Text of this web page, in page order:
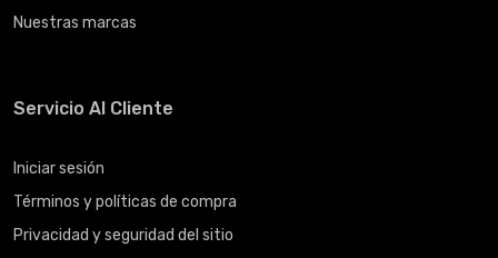
Nuestras marcas
Servicio Al Cliente
Iniciar sesión
Términos y políticas de compra
Privacidad y seguridad del sitio